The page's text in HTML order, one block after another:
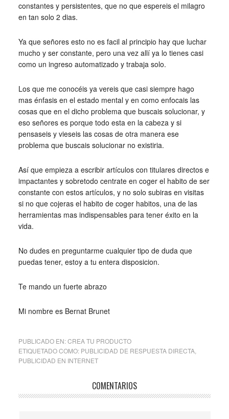
constantes y persistentes, que no que espereis el milagro
en tan solo 2 dias.
Ya que señores esto no es facil al principio hay que luchar
mucho y ser constante, pero una vez allí ya lo tienes casi
como un ingreso automatizado y trabaja solo.
Los que me conocéis ya vereis que casi siempre hago
mas énfasis en el estado mental y en como enfocais las
cosas que en el dicho problema que buscais solucionar, y
eso señores es porque todo esta en la cabeza y si
pensaseis y vieseis las cosas de otra manera ese
problema que buscais solucionar no existiria.
Así que empieza a escribir artículos con titulares directos e
impactantes y sobretodo centrate en coger el habito de ser
constante con estos artículos, y no solo subiras en visitas
si no que cojeras el habito de coger habitos, una de las
herramientas mas indispensables para tener éxito en la
vida.
No dudes en preguntarme cualquier tipo de duda que
puedas tener, estoy a tu entera disposicion.
Te mando un fuerte abrazo
Mi nombre es Bernat Brunet
PUBLICADO EN:CREA TU PRODUCTO
ETIQUETADO COMO: PUBLICIDAD DE RESPUESTA DIRECTA,
PUBLICIDAD EN INTERNET
COMENTARIOS